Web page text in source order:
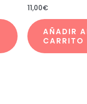
11,00€
AÑADIR
CARRITO